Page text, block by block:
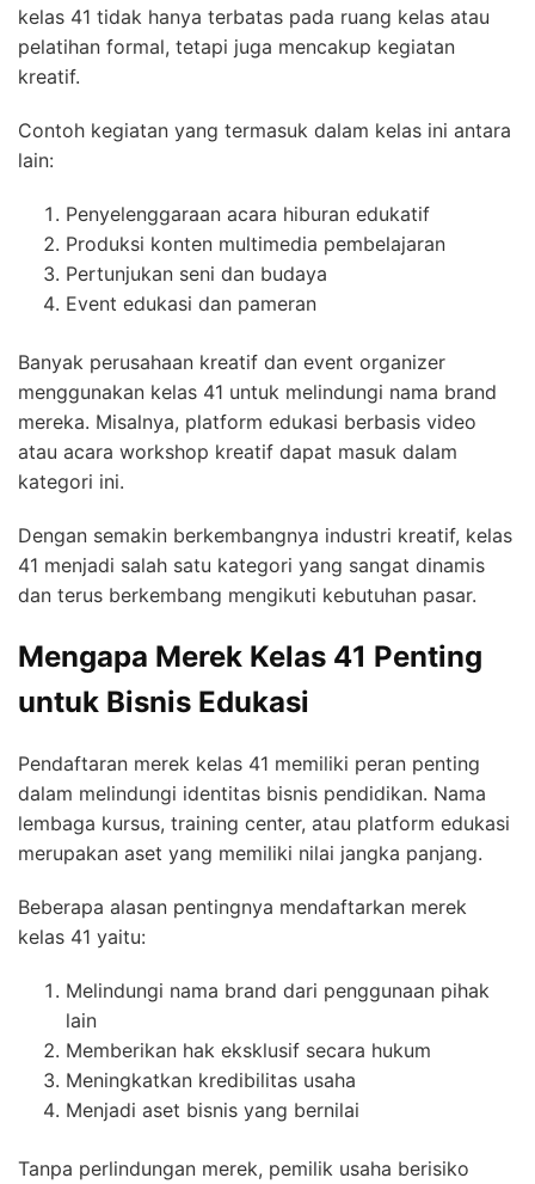
kelas 41 tidak hanya terbatas pada ruang kelas atau
pelatihan formal, tetapi juga mencakup kegiatan
kreatif.
Contoh kegiatan yang termasuk dalam kelas ini antara
lain:
Penyelenggaraan acara hiburan edukatif
Produksi konten multimedia pembelajaran
Pertunjukan seni dan budaya
Event edukasi dan pameran
Banyak perusahaan kreatif dan event organizer
menggunakan kelas 41 untuk melindungi nama brand
mereka. Misalnya, platform edukasi berbasis video
atau acara workshop kreatif dapat masuk dalam
kategori ini.
Dengan semakin berkembangnya industri kreatif, kelas
41 menjadi salah satu kategori yang sangat dinamis
dan terus berkembang mengikuti kebutuhan pasar.
Mengapa Merek Kelas 41 Penting
untuk Bisnis Edukasi
Pendaftaran merek kelas 41 memiliki peran penting
dalam melindungi identitas bisnis pendidikan. Nama
lembaga kursus, training center, atau platform edukasi
merupakan aset yang memiliki nilai jangka panjang.
Beberapa alasan pentingnya mendaftarkan merek
kelas 41 yaitu:
Melindungi nama brand dari penggunaan pihak
lain
Memberikan hak eksklusif secara hukum
Meningkatkan kredibilitas usaha
Menjadi aset bisnis yang bernilai
Tanpa perlindungan merek, pemilik usaha berisiko